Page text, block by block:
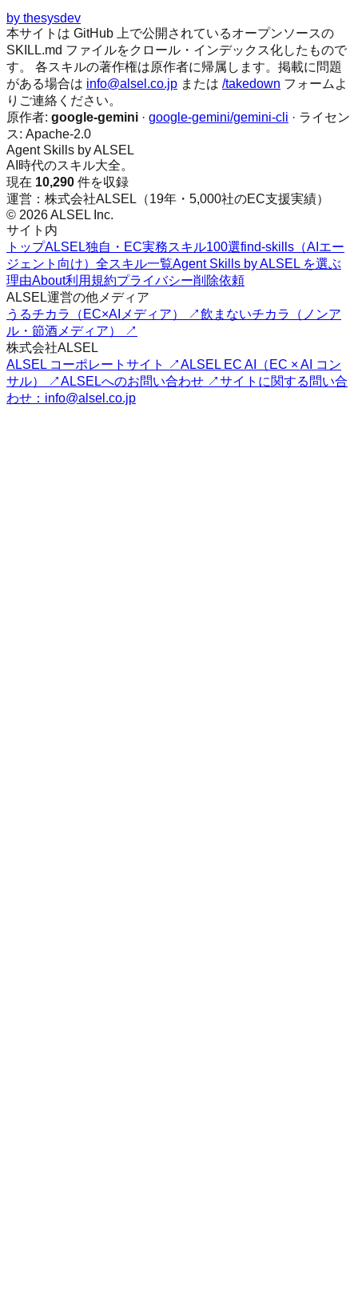
by thesysdev
本サイトは GitHub 上で公開されているオープンソースの
SKILL.md ファイルをクロール・インデックス化したもので
す。 各スキルの著作権は原作者に帰属します。掲載に問題
がある場合は info@alsel.co.jp または /takedown フォームよ
りご連絡ください。
原作者: google-gemini · google-gemini/gemini-cli · ライセン
ス: Apache-2.0
Agent Skills by ALSEL
AI時代のスキル大全。
現在 10,290 件を収録
運営：株式会社ALSEL（19年・5,000社のEC支援実績）
© 2026 ALSEL Inc.
サイト内
トップALSEL独自・EC実務スキル100選find-skills（AIエー
ジェント向け） 全スキル一覧Agent Skills by ALSEL を選ぶ
理由About利用規約プライバシー削除依頼
ALSEL運営の他メディア
うるチカラ（EC×AIメディア） ↗飲まないチカラ（ノンア
ル・節酒メディア） ↗
株式会社ALSEL
ALSEL コーポレートサイト ↗ALSEL EC AI（EC × AI コン
サル） ↗ALSELへのお問い合わせ ↗サイトに関する問い合
わせ：info@alsel.co.jp